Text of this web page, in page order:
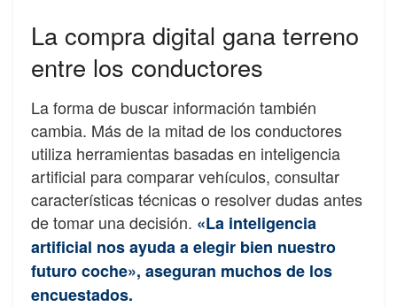
La compra digital gana terreno
entre los conductores
La forma de buscar información también
cambia. Más de la mitad de los conductores
utiliza herramientas basadas en inteligencia
artificial para comparar vehículos, consultar
características técnicas o resolver dudas antes
de tomar una decisión. «La inteligencia
artificial nos ayuda a elegir bien nuestro
futuro coche», aseguran muchos de los
encuestados.